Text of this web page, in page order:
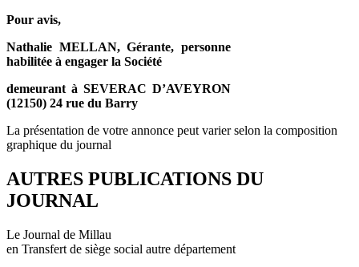
Pour avis,
Nathalie MELLAN, Gérante, personne
habilitée à engager la Société
demeurant à SEVERAC D’AVEYRON
(12150) 24 rue du Barry
La présentation de votre annonce peut varier selon la composition
graphique du journal
AUTRES PUBLICATIONS DU
JOURNAL
Le Journal de Millau
en Transfert de siège social autre département